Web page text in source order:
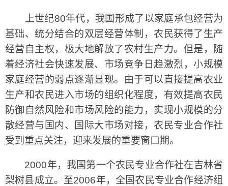
上世纪80年代，我国形成了以家庭承包经营为
基础、统分结合的双层经营体制，农民获得了生产
经营自主权，极大地解放了农村生产力。但是，随
着经济社会快速发展、市场竞争日趋激烈，小规模
家庭经营的弱点逐渐显现。由于可以直接提高农业
生产和农民进入市场的组织化程度，有效提高农民
防御自然风险和市场风险的能力，实现小规模的分
散经营与国内、国际大市场对接，农民专业合作社
受到重点关注，迎来发展的重要窗口期。
2000年，我国第一个农民专业合作社在吉林省
梨树县成立。至2006年，全国农民专业合作经济组